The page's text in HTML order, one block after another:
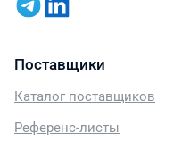
Поставщики
Каталог поставщиков
Референс-листы